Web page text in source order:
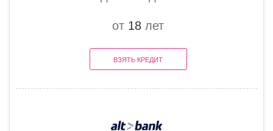
от 18 лет
ВЗЯТЬ КРЕДИТ